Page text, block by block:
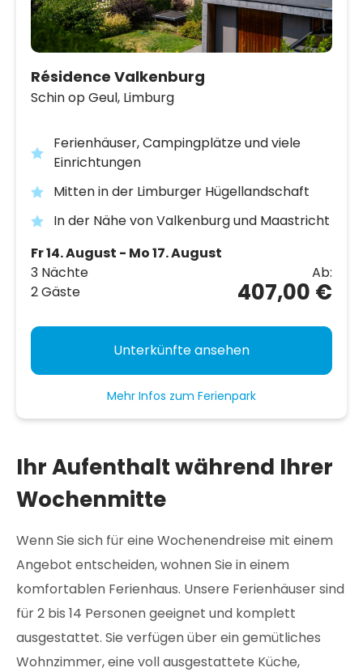
Résidence Valkenburg
Schin op Geul, Limburg
Ferienhäuser, Campingplätze und viele
Einrichtungen
Mitten in der Limburger Hügellandschaft
In der Nähe von Valkenburg und Maastricht
Fr 14. August - Mo 17. August
3 Nächte
2 Gäste
Ab:
407,00 €
Unterkünfte ansehen
Mehr Infos zum Ferienpark
Ihr Aufenthalt während Ihrer
Wochenmitte
Wenn Sie sich für eine Wochenendreise mit einem
Angebot entscheiden, wohnen Sie in einem
komfortablen Ferienhaus. Unsere Ferienhäuser sind
für 2 bis 14 Personen geeignet und komplett
ausgestattet. Sie verfügen über ein gemütliches
Wohnzimmer, eine voll ausgestattete Küche,